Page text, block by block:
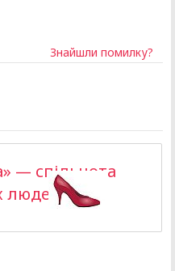
Знайшли помилку?
— спільнота
людей >>